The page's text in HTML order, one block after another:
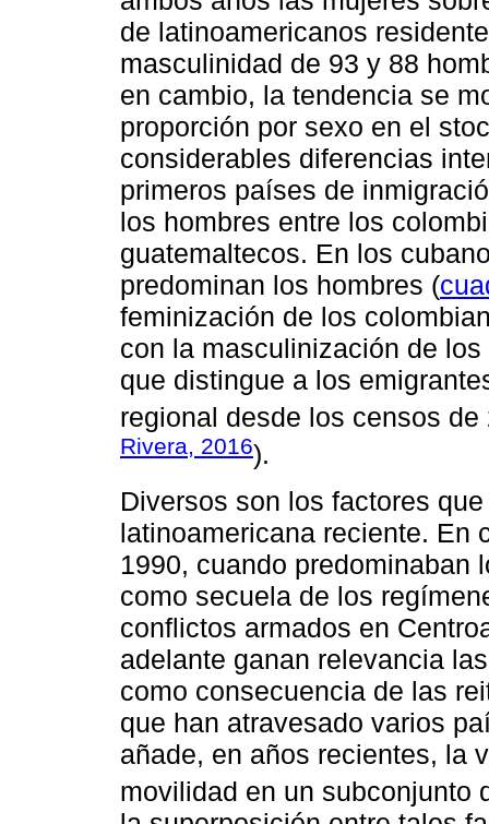
de latinoamericanos
masculinidad de 93 y 88
en cambio, la tendencia se
proporción por sexo en el
considerables diferencias
primeros países de
los hombres entre los
guatemaltecos. En los
predominan los hombres (
feminización de los
con la masculinización de
que distingue a los
regional desde los censos de
Rivera, 2016).
Diversos son los factores
latinoamericana reciente. En
1990, cuando predominaban
como secuela de los
conflictos armados en
adelante ganan relevancia
como consecuencia de las
que han atravesado varios
añade, en años recientes, la
movilidad en un subconjunto